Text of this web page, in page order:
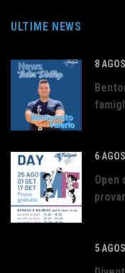
ULTIME NEWS
8
6
Open
5